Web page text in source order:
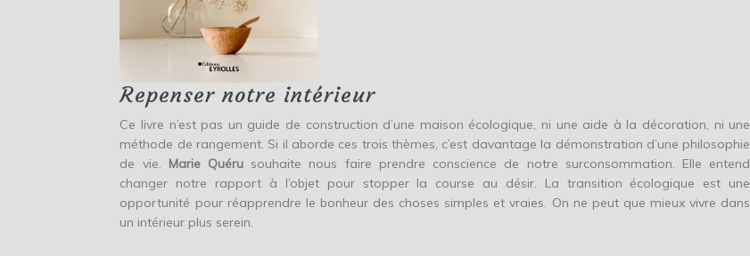
Repenser notre intérieur
Ce livre n’est pas un guide de construction d’une maison écologique, ni une aide à la décoration, ni une
méthode de rangement. Si il aborde ces trois thèmes, c’est davantage la démonstration d’une philosophie
de vie. Marie Quéru souhaite nous faire prendre conscience de notre surconsommation. Elle entend
changer notre rapport à l’objet pour stopper la course au désir. La transition écologique est une
opportunité pour réapprendre le bonheur des choses simples et vraies. On ne peut que mieux vivre dans
un intérieur plus serein.